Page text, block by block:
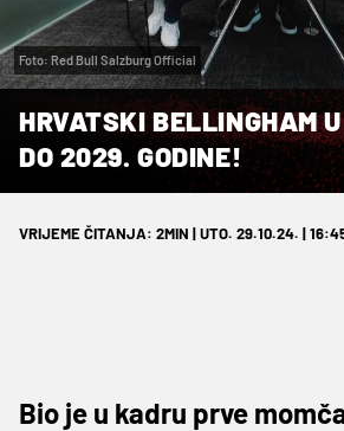
Foto: Red Bull Salzburg Official
HRVATSKI BELLINGHAM
DO 2029. GODINE!
VRIJEME ČITANJA: 2MIN | UTO. 29.10.24. |
Bio je u kadru prve